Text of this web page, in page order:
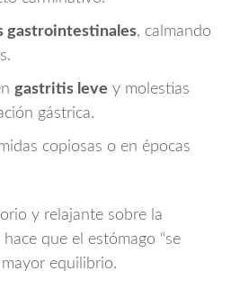
gastrointestinales, calmando
gastritis leve y molestias
gástrica.
copiosas o en épocas
y relajante sobre la
que el estómago “se
equilibrio.